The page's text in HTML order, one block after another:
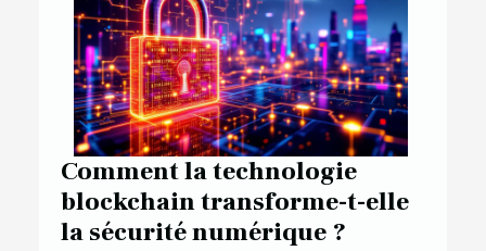
Comment la technologie
blockchain transforme-t-elle
la sécurité numérique ?